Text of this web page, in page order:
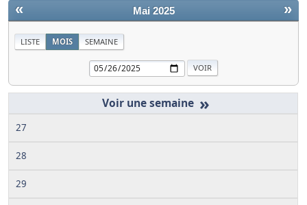
« »
Mai 2025
LISTE MOIS SEMAINE
»
27
28
29